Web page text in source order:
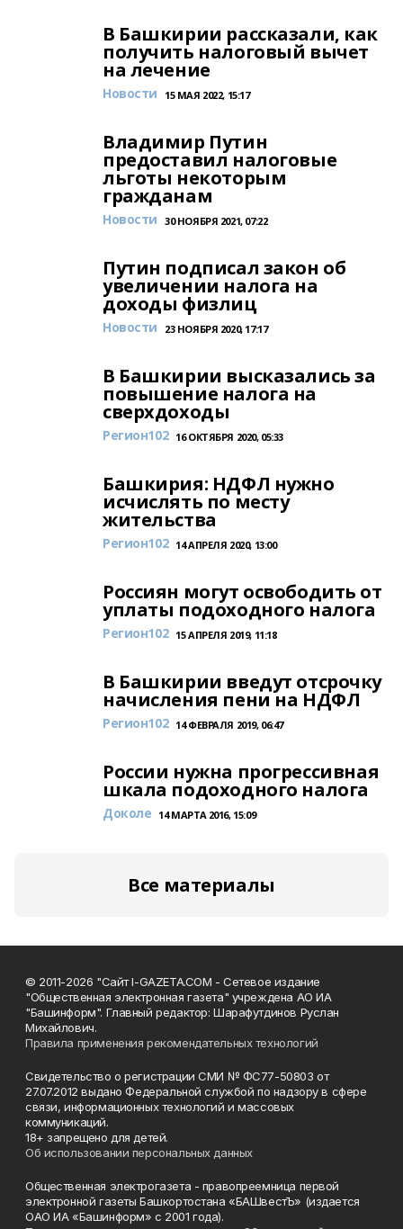
В Башкирии рассказали, как
получить налоговый вычет
на лечение
Новости 15 МАЯ 2022, 15:17
Владимир Путин
предоставил налоговые
льготы некоторым
гражданам
Новости 30 НОЯБРЯ 2021, 07:22
Путин подписал закон об
увеличении налога на
доходы физлиц
Новости 23 НОЯБРЯ 2020, 17:17
В Башкирии высказались за
повышение налога на
сверхдоходы
Регион102 16 ОКТЯБРЯ 2020, 05:33
Башкирия: НДФЛ нужно
исчислять по месту
жительства
Регион102 14 АПРЕЛЯ 2020, 13:00
Россиян могут освободить от
уплаты подоходного налога
Регион102 15 АПРЕЛЯ 2019, 11:18
В Башкирии введут отсрочку
начисления пени на НДФЛ
Регион102 14 ФЕВРАЛЯ 2019, 06:47
России нужна прогрессивная
шкала подоходного налога
Доколе 14 МАРТА 2016, 15:09
Все материалы
© 2011-2026 "Сайт I-GAZETA.COM - Сетевое издание
"Общественная электронная газета" учреждена АО ИА
"Башинформ". Главный редактор: Шарафутдинов Руслан
Михайлович.
Правила применения рекомендательных технологий
Свидетельство о регистрации СМИ № ФС77-50803 от
27.07.2012 выдано Федеральной службой по надзору в сфере
связи, информационных технологий и массовых
коммуникаций.
18+ запрещено для детей.
Об использовании персональных данных
Общественная электрогазета - правопреемница первой
электронной газеты Башкортостана «БАШвестЪ» (издается
ОАО ИА «Башинформ» с 2001 года).